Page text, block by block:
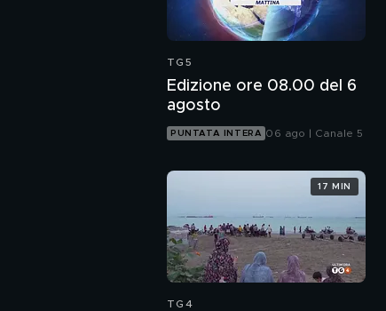
TG5
Edizione ore 08.00 del 6
agosto
PUNTATA INTERA 06 ago | Canale 5
TG4
17 MIN